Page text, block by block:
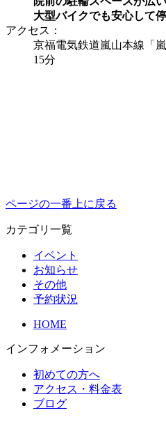
大型バイクでも安心して
アクセス：
京福電気鉄道嵐山本線「
15分
ページの一番上に戻る
カテゴリ一覧
イベント
お知らせ
その他
予約状況
HOME
インフォメーション
初めての方へ
アクセス・料金表
ブログ